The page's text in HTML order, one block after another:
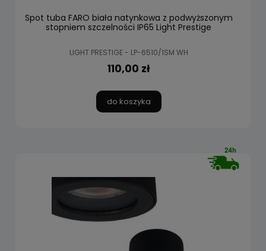
Spot tuba FARO biała natynkowa z podwyższonym
stopniem szczelności IP65 Light Prestige
LIGHT PRESTIGE - LP-6510/1SM WH
110,00 zł
do koszyka